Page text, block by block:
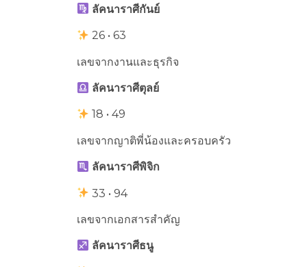
ลัคนาราศีกันย์
26 • 63
เลขจากงานและธุรกิจ
ลัคนาราศีตุลย์
18 • 49
เลขจากญาติพี่น้องและครอบครัว
ลัคนาราศีพิจิก
33 • 94
เลขจากเอกสารสำคัญ
ลัคนาราศีธนู